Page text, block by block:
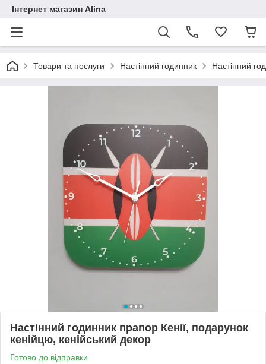
Інтернет магазин Alina
Товари та послуги Настінний годинник Настінний
Настінний годинник прапор Кенії, подарунок
кенійцю, кенійський декор
Готово до відправки